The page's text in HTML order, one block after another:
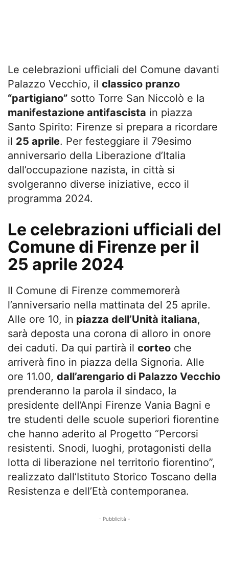
Le celebrazioni ufficiali del Comune davanti
Palazzo Vecchio, il classico pranzo
“partigiano” sotto Torre San Niccolò e la
manifestazione antifascista in piazza
Santo Spirito: Firenze si prepara a ricordare
il 25 aprile. Per festeggiare il 79esimo
anniversario della Liberazione d’Italia
dall’occupazione nazista, in città si
svolgeranno diverse iniziative, ecco il
programma 2024.
Le celebrazioni ufficiali del
Comune di Firenze per il
25 aprile 2024
Il Comune di Firenze commemorerà
l’anniversario nella mattinata del 25 aprile.
Alle ore 10, in piazza dell’Unità italiana,
sarà deposta una corona di alloro in onore
dei caduti. Da qui partirà il corteo che
arriverà fino in piazza della Signoria. Alle
ore 11.00, dall’arengario di Palazzo Vecchio
prenderanno la parola il sindaco, la
presidente dell’Anpi Firenze Vania Bagni e
tre studenti delle scuole superiori fiorentine
che hanno aderito al Progetto “Percorsi
resistenti. Snodi, luoghi, protagonisti della
lotta di liberazione nel territorio fiorentino”,
realizzato dall’Istituto Storico Toscano della
Resistenza e dell’Età contemporanea.
- Pubblicità -